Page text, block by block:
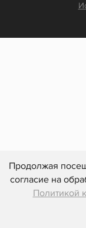
Продолжая
согласие на
Политикой